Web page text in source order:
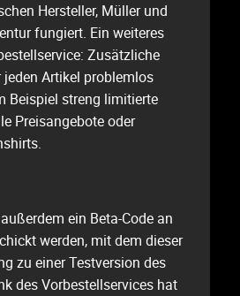
Hersteller, Müller und
fungiert. Ein weiteres
Zusätzliche
Artikel problemlos
Beispiel streng limitierte
Preisangebote oder
ein Beta-Code an
werden, mit dem dieser
zu einer Testversion des
des Vorbestellservices hat